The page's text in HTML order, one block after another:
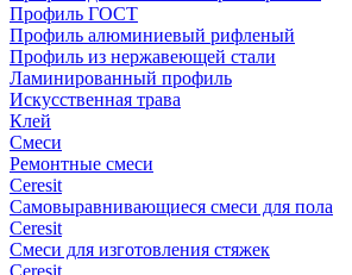
Профиль ГОСТ
Профиль алюминиевый рифленый
Профиль из нержавеющей стали
Ламинированный профиль
Искусственная трава
Клей
Смеси
Ремонтные смеси
Ceresit
Самовыравнивающиеся смеси для пола
Ceresit
Смеси для изготовления стяжек
Ceresit